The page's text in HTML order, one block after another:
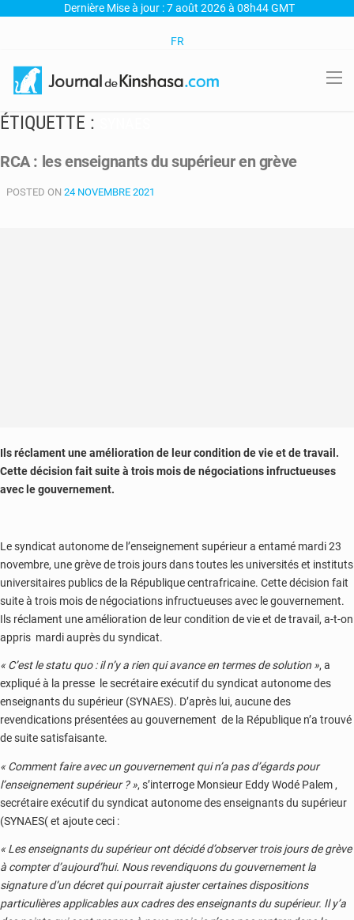
Dernière Mise à jour : 7 août 2026 à 08h44 GMT
FR
ÉTIQUETTE :
RCA : les enseignants du supérieur en grève
POSTED ON 24 NOVEMBRE 2021
Ils réclament une amélioration de leur condition de vie et de travail.
Cette décision fait suite à trois mois de négociations infructueuses
avec le gouvernement.
Le syndicat autonome de l’enseignement supérieur a entamé mardi 23
novembre, une grève de trois jours dans toutes les universités et instituts
universitaires publics de la République centrafricaine. Cette décision fait
suite à trois mois de négociations infructueuses avec le gouvernement.
Ils réclament une amélioration de leur condition de vie et de travail, a-t-on
appris mardi auprès du syndicat.
« C’est le statu quo : il n’y a rien qui avance en termes de solution », a
expliqué à la presse le secrétaire exécutif du syndicat autonome des
enseignants du supérieur (SYNAES). D’après lui, aucune des
revendications présentées au gouvernement de la République n’a trouvé
de suite satisfaisante.
« Comment faire avec un gouvernement qui n’a pas d’égards pour
l’enseignement supérieur ? », s’interroge Monsieur Eddy Wodé Palem ,
secrétaire exécutif du syndicat autonome des enseignants du supérieur
(SYNAES( et ajoute ceci :
« Les enseignants du supérieur ont décidé d’observer trois jours de grève
à compter d’aujourd’hui. Nous revendiquons du gouvernement la
signature d’un décret qui pourrait ajuster certaines dispositions
particulières applicables aux cadres des enseignants du supérieur. Il y’a